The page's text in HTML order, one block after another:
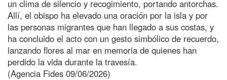
un clima de silencio y recogimiento, portando antorchas.
Allí, el obispo ha elevado una oración por la isla y por
las personas migrantes que han llegado a sus costas, y
ha concluido el acto con un gesto simbólico de recuerdo,
lanzando flores al mar en memoria de quienes han
perdido la vida durante la travesía.
(Agencia Fides 09/06/2026)